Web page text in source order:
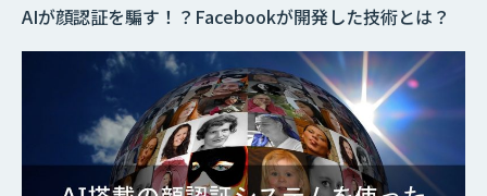
AIが顔認証を騙す！？Facebookが開発した技術とは？